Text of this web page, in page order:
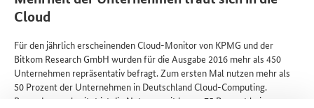
Cloud
Für den jährlich erscheinenden Cloud-Monitor von KPMG und der
Bitkom Research GmbH wurden für die Ausgabe 2016 mehr als 450
Unternehmen repräsentativ befragt. Zum ersten Mal nutzen mehr als
50 Prozent der Unternehmen in Deutschland Cloud-Computing.
Besonders verbreitet ist die Nutzung mit knapp 75 Prozent bei